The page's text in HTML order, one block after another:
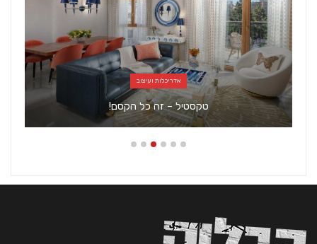
אדריכלות ועיצוב
טקסטיל – זה כל הקסם!